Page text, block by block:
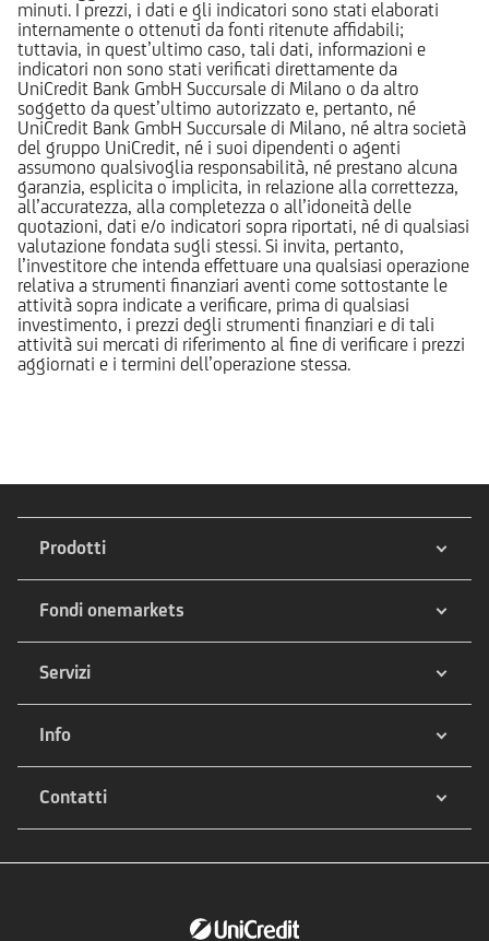
minuti. I prezzi, i dati e gli indicatori sono stati elaborati
internamente o ottenuti da fonti ritenute affidabili;
tuttavia, in quest’ultimo caso, tali dati, informazioni e
indicatori non sono stati verificati direttamente da
UniCredit Bank GmbH Succursale di Milano o da altro
soggetto da quest’ultimo autorizzato e, pertanto, né
UniCredit Bank GmbH Succursale di Milano, né altra società
del gruppo UniCredit, né i suoi dipendenti o agenti
assumono qualsivoglia responsabilità, né prestano alcuna
garanzia, esplicita o implicita, in relazione alla correttezza,
all’accuratezza, alla completezza o all’idoneità delle
quotazioni, dati e/o indicatori sopra riportati, né di qualsiasi
valutazione fondata sugli stessi. Si invita, pertanto,
l’investitore che intenda effettuare una qualsiasi operazione
relativa a strumenti finanziari aventi come sottostante le
attività sopra indicate a verificare, prima di qualsiasi
investimento, i prezzi degli strumenti finanziari e di tali
attività sui mercati di riferimento al fine di verificare i prezzi
aggiornati e i termini dell’operazione stessa.
Prodotti
Fondi onemarkets
Servizi
Info
Contatti